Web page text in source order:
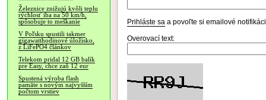
Železnice znižujú kvôli teplu
rýchlosť iba na 50 km/h,
spôsobuje to meškanie
V Poľsku spustili takmer
gigawatthodinové úložisko,
z LiFePO4 článkov
Telekom pridal 12 GB balík
pre Easy, chce zaň 12 eur
Spustená výroba flash
pamäte s novým najvyšším
počtom vrstiev
Prihláste sa a povoľte si emailové
Overovací text: